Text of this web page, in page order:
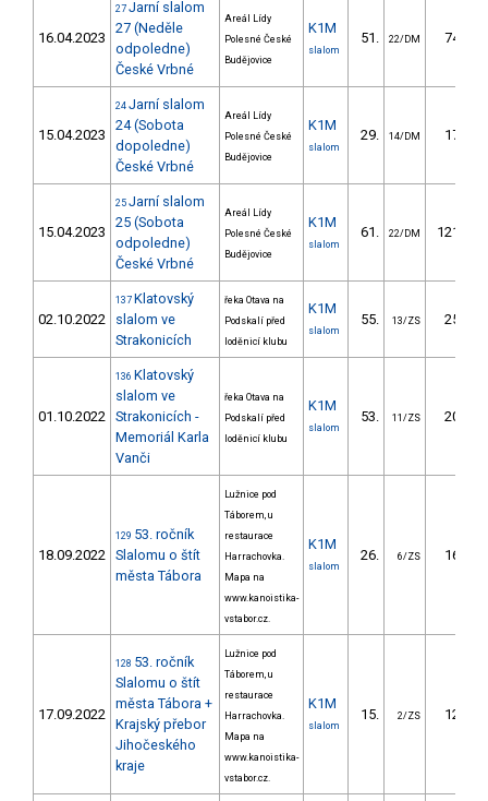
16.04.2023
27 Jarní slalom
27 (Neděle
odpoledne)
České Vrbné
Areál Lídy
Polesné České
Budějovice
K1M
slalom
51. 22/DM 74.20
15.04.2023
24 Jarní slalom
24 (Sobota
dopoledne)
České Vrbné
Areál Lídy
Polesné České
Budějovice
K1M
slalom
29. 14/DM 17.03
15.04.2023
25 Jarní slalom
25 (Sobota
odpoledne)
České Vrbné
Areál Lídy
Polesné České
Budějovice
K1M
slalom
61. 22/DM 121.99
02.10.2022
137 Klatovský
slalom ve
Strakonicích
řeka Otava na
Podskalí před
loděnicí klubu
K1M
slalom
55. 13/ZS 25.47
01.10.2022
136 Klatovský
slalom ve
Strakonicích -
Memoriál Karla
Vanči
řeka Otava na
Podskalí před
loděnicí klubu
K1M
slalom
53. 11/ZS 20.24
18.09.2022
129 53. ročník
Slalomu o štít
města Tábora
Lužnice pod
Táborem, u
restaurace
Harrachovka.
Mapa na
www.kanoistika-
vstabor.cz.
K1M
slalom
26. 6/ZS 16.78
17.09.2022
128 53. ročník
Slalomu o štít
města Tábora +
Krajský přebor
Jihočeského
kraje
Lužnice pod
Táborem, u
restaurace
Harrachovka.
Mapa na
www.kanoistika-
vstabor.cz.
K1M
slalom
15. 2/ZS 12.30